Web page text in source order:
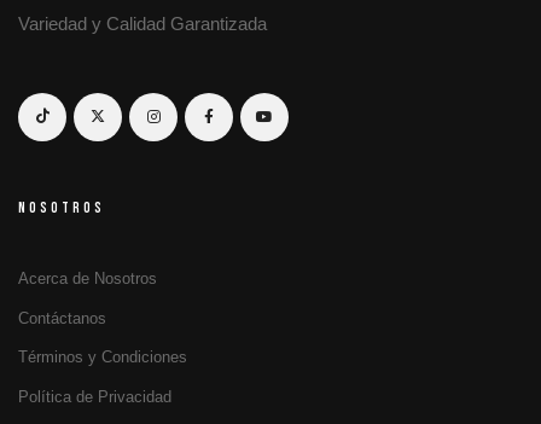
Variedad y Calidad Garantizada
NOSOTROS
Acerca de Nosotros
Contáctanos
Términos y Condiciones
Política de Privacidad